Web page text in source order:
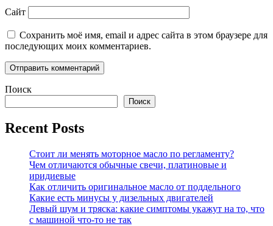
Сайт
Сохранить моё имя, email и адрес сайта в этом браузере для
последующих моих комментариев.
Поиск
Поиск
Recent Posts
Стоит ли менять моторное масло по регламенту?
Чем отличаются обычные свечи, платиновые и
иридиевые
Как отличить оригинальное масло от поддельного
Какие есть минусы у дизельных двигателей
Левый шум и тряска: какие симптомы укажут на то, что
с машиной что-то не так